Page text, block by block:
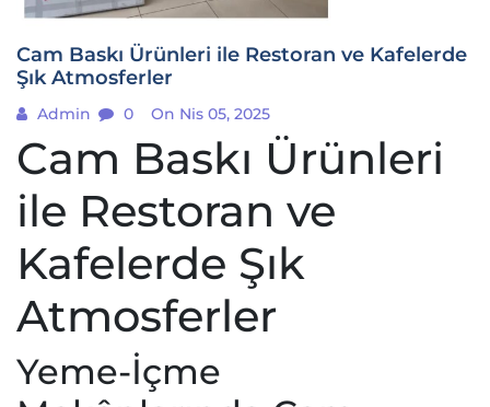
Cam Baskı Ürünleri ile Restoran ve Kafelerde
Şık Atmosferler
Admin 0 On Nis 05, 2025
Cam Baskı Ürünleri
ile Restoran ve
Kafelerde Şık
Atmosferler
Yeme-İçme